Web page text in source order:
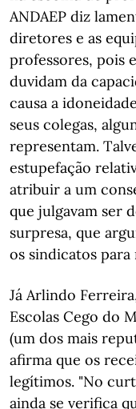
ANDAEP diz
diretores e as
professores, pois
duvidam da
causa a
seus colegas,
representam.
estupefação
atribuir a um
que julgavam ser
surpresa, que
os sindicatos
Já Arlindo
Escolas Cego do
(um dos mais
afirma que os
legítimos. "No
ainda se verifica